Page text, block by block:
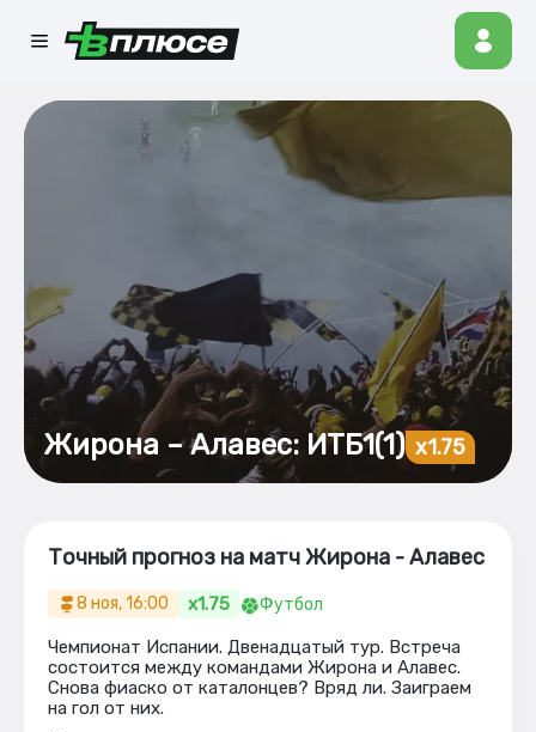
Жирона – Алавес: ИТБ1(1) x1.75
Точный прогноз на матч Жирона - Алавес
8 ноя, 16:00 x1.75 Футбол
Чемпионат Испании. Двенадцатый тур. Встреча
состоится между командами Жирона и Алавес.
Снова фиаско от каталонцев? Вряд ли. Заиграем
на гол от них.